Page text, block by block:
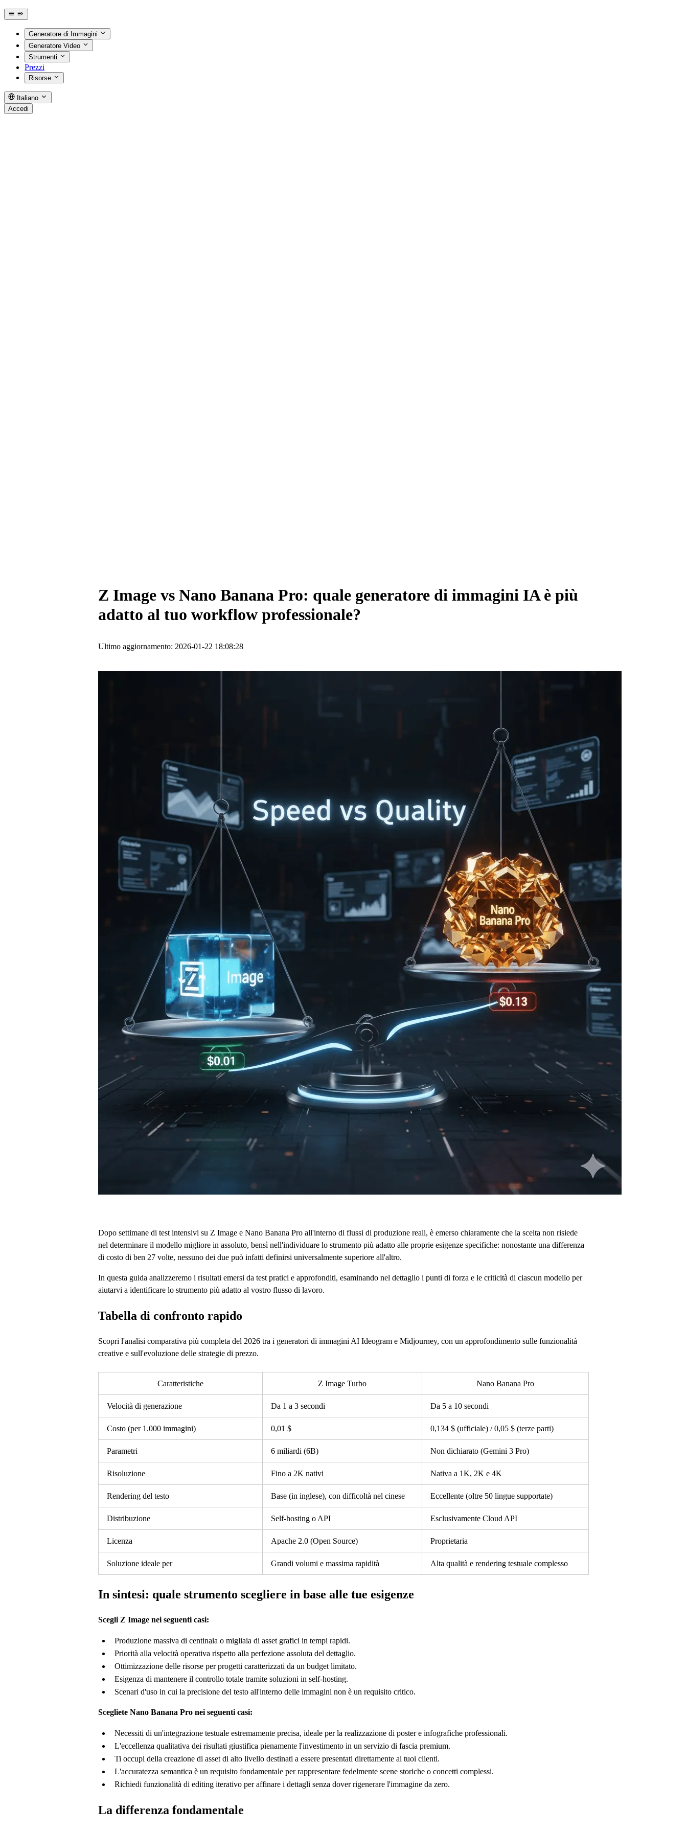
Generatore di Immagini
Generatore Video
Strumenti
Prezzi
Risorse
Italiano
Accedi
Z Image vs Nano Banana Pro: quale generatore di immagini IA è più
adatto al tuo workflow professionale?
Ultimo aggiornamento: 2026-01-22 18:08:28
Dopo settimane di test intensivi su Z Image e Nano Banana Pro all'interno di flussi di produzione reali, è emerso chiaramente che la scelta non risiede
nel determinare il modello migliore in assoluto, bensì nell'individuare lo strumento più adatto alle proprie esigenze specifiche: nonostante una differenza
di costo di ben 27 volte, nessuno dei due può infatti definirsi universalmente superiore all'altro.
In questa guida analizzeremo i risultati emersi da test pratici e approfonditi, esaminando nel dettaglio i punti di forza e le criticità di ciascun modello per
aiutarvi a identificare lo strumento più adatto al vostro flusso di lavoro.
Tabella di confronto rapido
Scopri l'analisi comparativa più completa del 2026 tra i generatori di immagini AI Ideogram e Midjourney, con un approfondimento sulle funzionalità
creative e sull'evoluzione delle strategie di prezzo.
Caratteristiche Z Image Turbo Nano Banana Pro
Velocità di generazione Da 1 a 3 secondi Da 5 a 10 secondi
Costo (per 1.000 immagini) 0,01 $ 0,134 $ (ufficiale) / 0,05 $ (terze parti)
Parametri 6 miliardi (6B) Non dichiarato (Gemini 3 Pro)
Risoluzione Fino a 2K nativi Nativa a 1K, 2K e 4K
Rendering del testo Base (in inglese), con difficoltà nel cinese Eccellente (oltre 50 lingue supportate)
Distribuzione Self-hosting o API Esclusivamente Cloud API
Licenza Apache 2.0 (Open Source) Proprietaria
Soluzione ideale per Grandi volumi e massima rapidità Alta qualità e rendering testuale complesso
In sintesi: quale strumento scegliere in base alle tue esigenze
Scegli Z Image nei seguenti casi:
Produzione massiva di centinaia o migliaia di asset grafici in tempi rapidi.
Priorità alla velocità operativa rispetto alla perfezione assoluta del dettaglio.
Ottimizzazione delle risorse per progetti caratterizzati da un budget limitato.
Esigenza di mantenere il controllo totale tramite soluzioni in self-hosting.
Scenari d'uso in cui la precisione del testo all'interno delle immagini non è un requisito critico.
Scegliete Nano Banana Pro nei seguenti casi:
Necessiti di un'integrazione testuale estremamente precisa, ideale per la realizzazione di poster e infografiche professionali.
L'eccellenza qualitativa dei risultati giustifica pienamente l'investimento in un servizio di fascia premium.
Ti occupi della creazione di asset di alto livello destinati a essere presentati direttamente ai tuoi clienti.
L'accuratezza semantica è un requisito fondamentale per rappresentare fedelmente scene storiche o concetti complessi.
Richiedi funzionalità di editing iterativo per affinare i dettagli senza dover rigenerare l'immagine da zero.
La differenza fondamentale